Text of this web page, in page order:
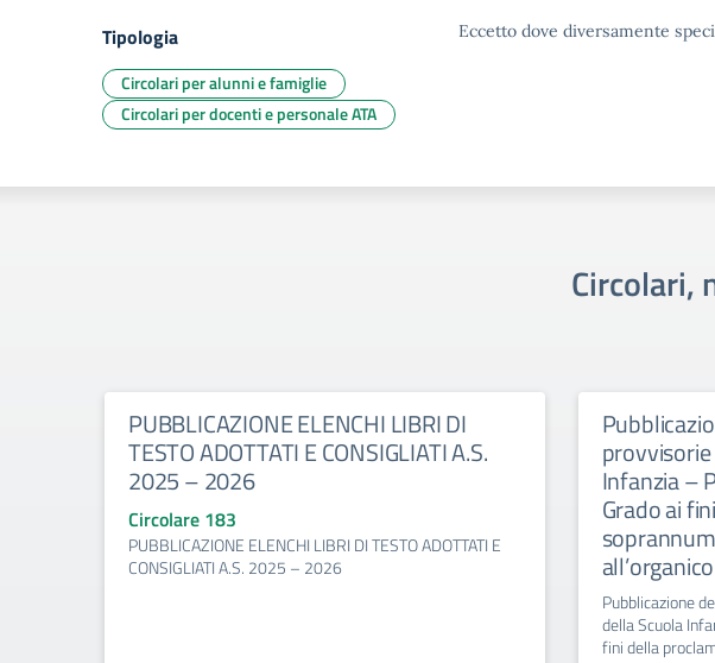
Eccetto dove diversamente
Tipologia
Circolari per alunni e famiglie
Circolari per docenti e personale ATA
Circolari,
PUBBLICAZIONE ELENCHI LIBRI DI
TESTO ADOTTATI E CONSIGLIATI A.S.
2025 – 2026
Circolare 183
PUBBLICAZIONE ELENCHI LIBRI DI TESTO ADOTTATI E
CONSIGLIATI A.S. 2025 – 2026
Infanzia –
Grado ai
Pubblicazione
della Scuola
fini della